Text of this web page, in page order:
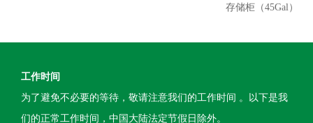
存储柜（45Gal）
工作时间
为了避免不必要的等待，敬请注意我们的工作时间 。以下是我
们的正常工作时间，中国大陆法定节假日除外。